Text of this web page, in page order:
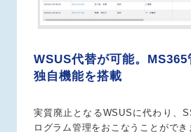
WSUS代替が可能。
独自機能を搭載
実質廃止となるWSUSに代わり、
ログラム管理をおこなうことができ